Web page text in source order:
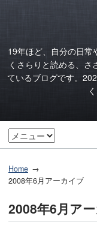
19年ほど、自分の日常
くさらりと読める、
ているブログです。
Home
2008年6月アーカイブ
2008年6月ア